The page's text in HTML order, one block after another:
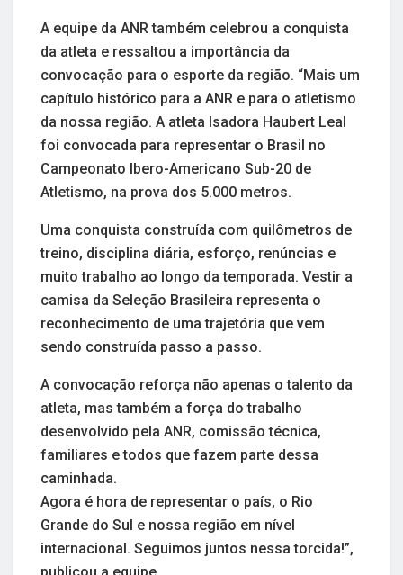
A equipe da ANR também celebrou a conquista
da atleta e ressaltou a importância da
convocação para o esporte da região. “Mais um
capítulo histórico para a ANR e para o atletismo
da nossa região. A atleta Isadora Haubert Leal
foi convocada para representar o Brasil no
Campeonato Ibero-Americano Sub-20 de
Atletismo, na prova dos 5.000 metros.
Uma conquista construída com quilômetros de
treino, disciplina diária, esforço, renúncias e
muito trabalho ao longo da temporada. Vestir a
camisa da Seleção Brasileira representa o
reconhecimento de uma trajetória que vem
sendo construída passo a passo.
A convocação reforça não apenas o talento da
atleta, mas também a força do trabalho
desenvolvido pela ANR, comissão técnica,
familiares e todos que fazem parte dessa
caminhada.
Agora é hora de representar o país, o Rio
Grande do Sul e nossa região em nível
internacional. Seguimos juntos nessa torcida!”,